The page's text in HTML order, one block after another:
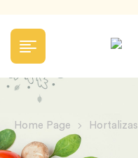
Home Page Hortalizas